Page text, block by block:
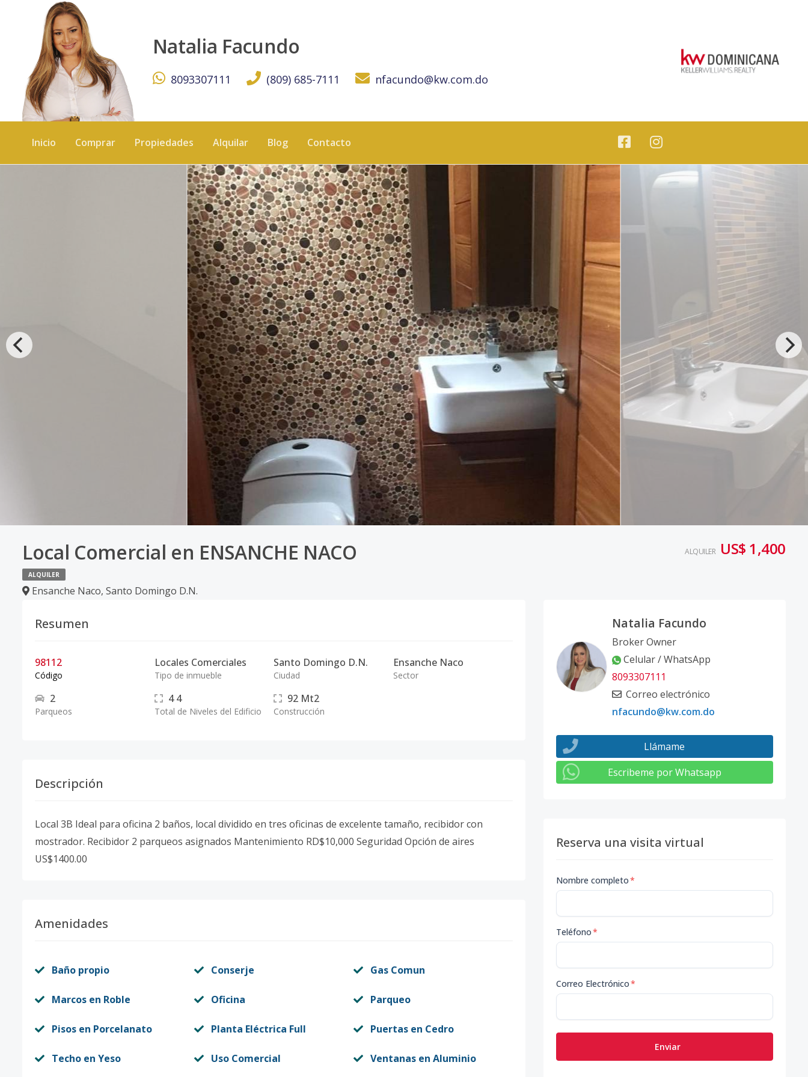
Natalia Facundo
8093307111 (809) 685-7111 nfacundo@kw.com.do
Inicio Comprar Propiedades Alquilar Blog Contacto
Local Comercial en ENSANCHE NACO
ALQUILER
Ensanche Naco, Santo Domingo D.N.
ALQUILER US$ 1,400
Resumen
98112
Código
Locales Comerciales
Tipo de inmueble
Santo Domingo D.N.
Ciudad
Ensanche Naco
Sector
2
Parqueos
4 4
Total de Niveles del Edificio
92 Mt2
Construcción
Descripción
Local 3B Ideal para oficina 2 baños, local dividido en tres oficinas de excelente tamaño, recibidor con
mostrador. Recibidor 2 parqueos asignados Mantenimiento RD$10,000 Seguridad Opción de aires
US$1400.00
Amenidades
Baño propio Conserje Gas Comun
Marcos en Roble Oficina Parqueo
Pisos en Porcelanato Planta Eléctrica Full Puertas en Cedro
Techo en Yeso Uso Comercial Ventanas en Aluminio
Natalia Facundo
Broker Owner
Celular / WhatsApp
8093307111
Correo electrónico
nfacundo@kw.com.do
Llámame
Escribeme por Whatsapp
Reserva una visita virtual
Nombre completo*
Teléfono*
Correo Electrónico*
Enviar
Local Comercial en ENSANCHE NACO - KW DOMINICANA